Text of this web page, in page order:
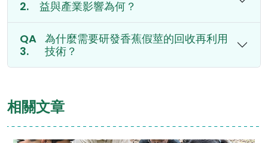
益與產業影響為何？
為什麼需要研發香蕉假莖的回收再利用
技術？
相關文章